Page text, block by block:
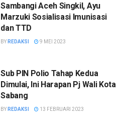
Sambangi Aceh Singkil, Ayu
Marzuki Sosialisasi Imunisasi
dan TTD
BY REDAKSI 9 MEI 2023
Sub PIN Polio Tahap Kedua
Dimulai, Ini Harapan Pj Wali Kota
Sabang
BY REDAKSI 13 FEBRUARI 2023